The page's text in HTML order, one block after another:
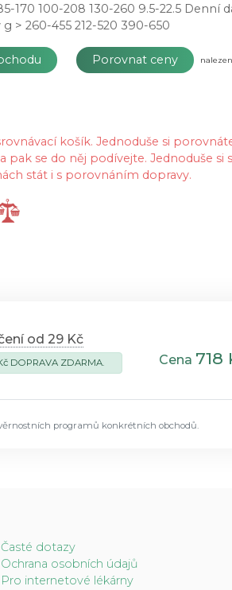
170 100-208 130-260 9.5-22.5 Denní
> 260-455 212-520 390-650
Porovnat ceny
košík. Jednoduše si
se do něj podívejte. Jednoduše si
stát i s porovnáním dopravy.
od 29 Kč
DOPRAVA ZDARMA. Cena 718
programů konkrétních obchodů.
Časté dotazy
Ochrana osobních údajů
Pro internetové lékárny